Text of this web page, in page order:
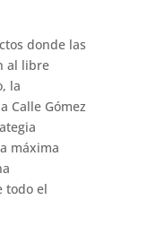
donde las
al libre
la
Calle Gómez
máxima
todo el